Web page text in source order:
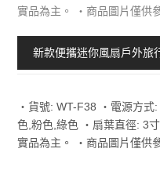
實品為主。 ‧商品圖片僅供
新款便攜迷你風扇戶外旅
‧貨號: WT-F38 ‧電源方式
色,粉色,綠色 ‧扇葉直徑: 3
實品為主。 ‧商品圖片僅供